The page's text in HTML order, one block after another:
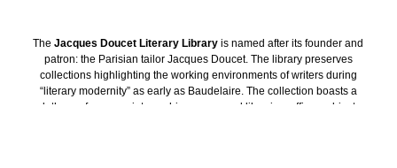
TheJacques Doucet Literary Library is named after its founder and
patron: the Parisian tailor Jacques Doucet. The library preserves
collections highlighting the working environments of writers during
“literary modernity” as early as Baudelaire. The collection boasts a
plethora of manuscripts, archives, personal libraries, offices, objects